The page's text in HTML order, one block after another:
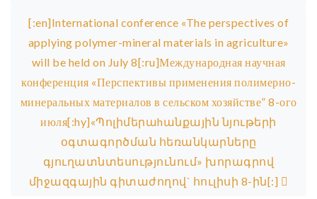
[:en]International conference «The perspectives of
applying polymer-mineral materials in agriculture»
will be held on July 8[:ru]Международная научная
конференция «Перспективы применения полимерно-
минеральных материалов в сельском хозяйстве” 8-ого
июля[:hy]«Պոլիմերաhանքային նյութերի
օգտագործման հեռանկարները
գյուղատնտեսությունում» խորագրով
միջազգային գիտաժողով` հուլիսի 8-ին[:]